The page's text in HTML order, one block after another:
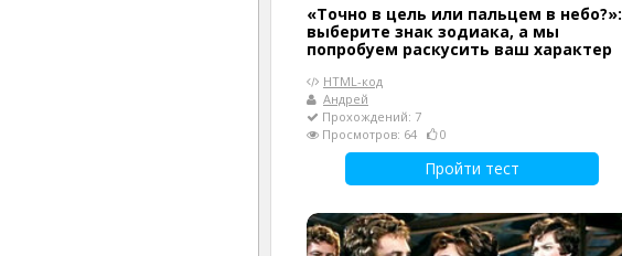
«Точно в цель или пальцем в небо?»:
выберите знак зодиака, а мы
попробуем раскусить ваш характер
HTML-код
Андрей
Прохождений: 7
Просмотров: 64
0
Пройти тест